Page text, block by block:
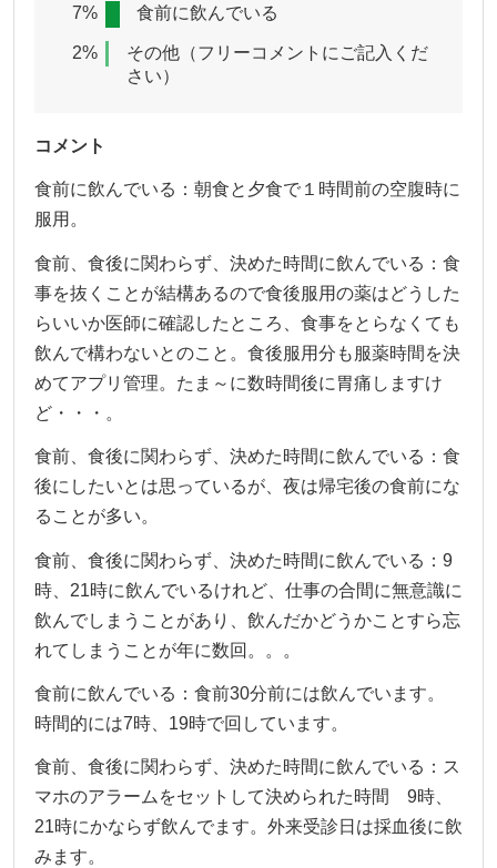
7% 食前に飲んでいる
2%
その他（フリーコメントにご記入くだ
さい）
コメント
食前に飲んでいる：朝食と夕食で１時間前の空腹時に
服用。
食前、食後に関わらず、決めた時間に飲んでいる：食
事を抜くことが結構あるので食後服用の薬はどうした
らいいか医師に確認したところ、食事をとらなくても
飲んで構わないとのこと。食後服用分も服薬時間を決
めてアプリ管理。たま～に数時間後に胃痛しますけ
ど・・・。
食前、食後に関わらず、決めた時間に飲んでいる：食
後にしたいとは思っているが、夜は帰宅後の食前にな
ることが多い。
食前、食後に関わらず、決めた時間に飲んでいる：9
時、21時に飲んでいるけれど、仕事の合間に無意識に
飲んでしまうことがあり、飲んだかどうかことすら忘
れてしまうことが年に数回。。。
食前に飲んでいる：食前30分前には飲んでいます。
時間的には7時、19時で回しています。
食前、食後に関わらず、決めた時間に飲んでいる：ス
マホのアラームをセットして決められた時間 9時、
21時にかならず飲んでます。外来受診日は採血後に飲
みます。